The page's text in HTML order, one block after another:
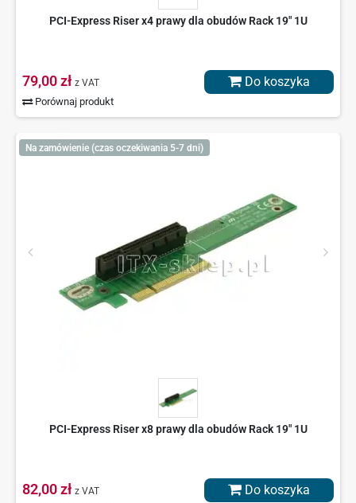
PCI-Express Riser x4 prawy dla obudów Rack 19" 1U
79,00 zł z VAT
Porównaj produkt
Do koszyka
Na zamówienie (czas oczekiwania 5-7 dni)
PCI-Express Riser x8 prawy dla obudów Rack 19" 1U
82,00 zł z VAT Do koszyka